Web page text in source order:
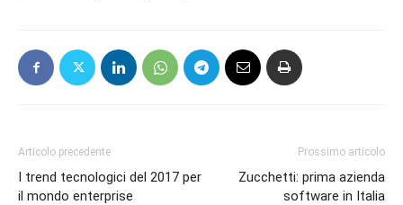
Articolo precedente
I trend tecnologici del 2017 per
il mondo enterprise
Prossimo articolo
Zucchetti: prima azienda
software in Italia